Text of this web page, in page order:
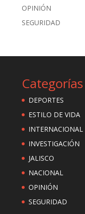
OPINIÓN
SEGURIDAD
Categorías
DEPORTES
ESTILO DE VIDA
INTERNACIONAL
INVESTIGACIÓN
JALISCO
NACIONAL
OPINIÓN
SEGURIDAD